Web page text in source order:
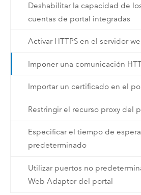
Deshabilitar la capacidad de
cuentas de portal integradas
Activar HTTPS en el servidor
Imponer una comunicación
Importar un certificado en el
Restringir el recurso proxy del
Especificar el tiempo de
predeterminado
Utilizar puertos no
Web Adaptor del portal